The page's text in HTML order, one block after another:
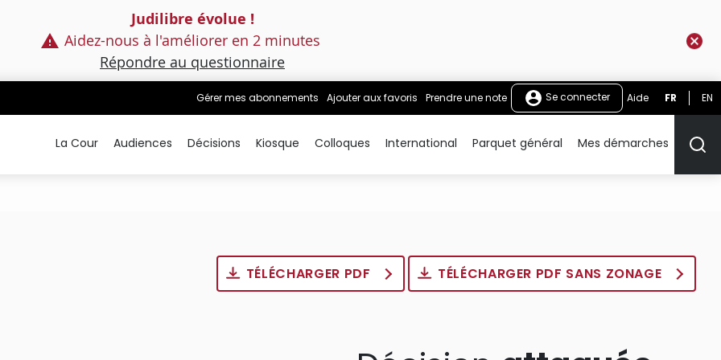
Judilibre évolue !
Aidez-nous à l'améliorer en 2 minutes
Répondre au questionnaire
Gérer mes abonnements Ajouter aux favoris Prendre une note Se connecter Aide FR EN
La Cour Audiences Décisions Kiosque Colloques International Parquet général Mes démarches
TÉLÉCHARGER PDF TÉLÉCHARGER PDF SANS ZONAGE